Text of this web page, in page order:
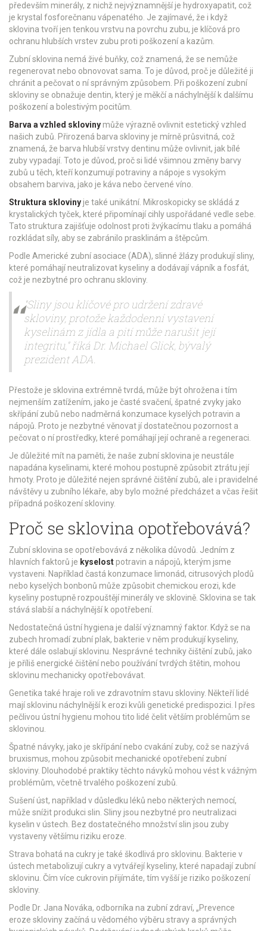
především minerály, z nichž nejvýznamnější je hydroxyapatit, což
je krystal fosforečnanu vápenatého. Je zajímavé, že i když
sklovina tvoří jen tenkou vrstvu na povrchu zubu, je klíčová pro
ochranu hlubších vrstev zubu proti poškození a kazům.
Zubní sklovina nemá živé buňky, což znamená, že se nemůže
regenerovat nebo obnovovat sama. To je důvod, proč je důležité ji
chránit a pečovat o ní správným způsobem. Při poškození zubní
skloviny se obnažuje dentin, který je měkčí a náchylnější k dalšímu
poškození a bolestivým pocitům.
Barva a vzhled sklovinymůže výrazně ovlivnit estetický vzhled
našich zubů. Přirozená barva skloviny je mírně průsvitná, což
znamená, že barva hlubší vrstvy dentinu může ovlivnit, jak bílé
zuby vypadají. Toto je důvod, proč si lidé všimnou změny barvy
zubů u těch, kteří konzumují potraviny a nápoje s vysokým
obsahem barviva, jako je káva nebo červené víno.
Struktura sklovinyje také unikátní. Mikroskopicky se skládá z
krystalických tyček, které připomínají cihly uspořádané vedle sebe.
Tato struktura zajišťuje odolnost proti žvýkacímu tlaku a pomáhá
rozkládat síly, aby se zabránilo prasklinám a štěpcům.
Podle Americké zubní asociace (ADA), slinné žlázy produkují sliny,
které pomáhají neutralizovat kyseliny a dodávají vápník a fosfát,
což je nezbytné pro ochranu skloviny.
"Sliny jsou klíčové pro udržení zdravé
skloviny, protože každodenní vystavení
kyselinám z jídla a pití může narušit její
integritu," říká Dr. Michael Glick, bývalý
prezident ADA.
Přestože je sklovina extrémně tvrdá, může být ohrožena i tím
nejmenším zatížením, jako je časté svačení, špatné zvyky jako
skřípání zubů nebo nadměrná konzumace kyselých potravin a
nápojů. Proto je nezbytné věnovat jí dostatečnou pozornost a
pečovat o ní prostředky, které pomáhají její ochraně a regeneraci.
Je důležité mít na paměti, že naše zubní sklovina je neustále
napadána kyselinami, které mohou postupně způsobit ztrátu její
hmoty. Proto je důležité nejen správné čištění zubů, ale i pravidelné
návštěvy u zubního lékaře, aby bylo možné předcházet a včas řešit
případná poškození skloviny.
Proč se sklovina opotřebovává?
Zubní sklovina se opotřebovává z několika důvodů. Jedním z
hlavních faktorů je kyselostpotravin a nápojů, kterým jsme
vystaveni. Například častá konzumace limonád, citrusových plodů
nebo kyselých bonbonů může způsobit chemickou erozi, kde
kyseliny postupně rozpouštějí minerály ve sklovině. Sklovina se tak
stává slabší a náchylnější k opotřebení.
Nedostatečná ústní hygiena je další významný faktor. Když se na
zubech hromadí zubní plak, bakterie v něm produkují kyseliny,
které dále oslabují sklovinu. Nesprávné techniky čištění zubů, jako
je příliš energické čištění nebo používání tvrdých štětin, mohou
sklovinu mechanicky opotřebovávat.
Genetika také hraje roli ve zdravotním stavu skloviny. Někteří lidé
mají sklovinu náchylnější k erozi kvůli genetické predispozici. I přes
pečlivou ústní hygienu mohou tito lidé čelit větším problémům se
sklovinou.
Špatné návyky, jako je skřípání nebo cvakání zuby, což se nazývá
bruxismus, mohou způsobit mechanické opotřebení zubní
skloviny. Dlouhodobé praktiky těchto návyků mohou vést k vážným
problémům, včetně trvalého poškození zubů.
Sušení úst, například v důsledku léků nebo některých nemocí,
může snížit produkci slin. Sliny jsou nezbytné pro neutralizaci
kyselin v ústech. Bez dostatečného množství slin jsou zuby
vystaveny většímu riziku eroze.
Strava bohatá na cukry je také škodlivá pro sklovinu. Bakterie v
ústech metabolizují cukry a vytvářejí kyseliny, které napadají zubní
sklovinu. Čím více cukrovin přijímáte, tím vyšší je riziko poškození
skloviny.
Podle Dr. Jana Nováka, odborníka na zubní zdraví, „Prevence
eroze skloviny začíná u vědomého výběru stravy a správných